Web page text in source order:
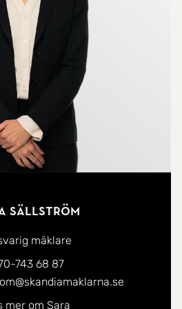
erbjuder gott om plats
matplats och binds
stilrena kök. Köket är
arbetsytor, bra
och komplett maskinell
både vardagsmatlagning
möblering efter behov.
med goda
är rymligt och
Sällström
mäklare
743 68 87
mer om Sara